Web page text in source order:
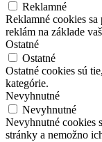
Reklamné
Reklamné cookies
reklám na základe
Ostatné
Ostatné
Ostatné cookies sú
kategórie.
Nevyhnutné
Nevyhnutné
Nevyhnutné cookies
stránky a nemožno